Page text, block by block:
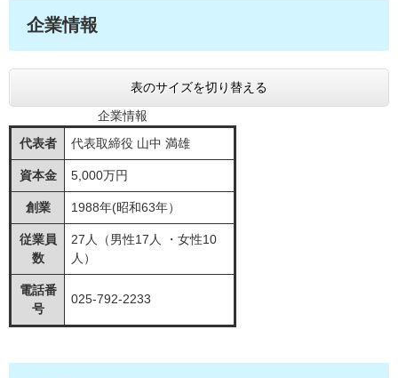
企業情報
表のサイズを切り替える
企業情報
代表者
代表取締役 山中 満雄
資本金 5,000万円
創業 1988年(昭和63年）
従業員
数
27人（男性17人 ・女性10
人）
電話番
号
025-792-2233